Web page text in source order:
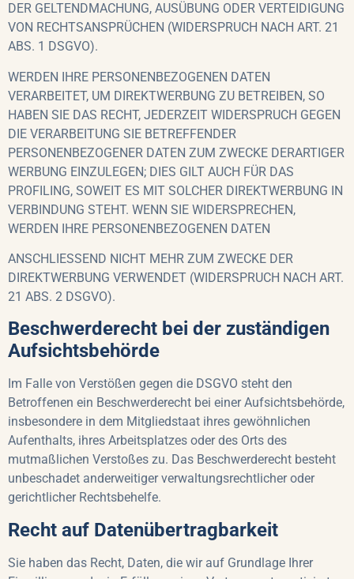
DER GELTENDMACHUNG, AUSÜBUNG ODER VERTEIDIGUNG
VON RECHTSANSPRÜCHEN (WIDERSPRUCH NACH ART. 21
ABS. 1 DSGVO).
WERDEN IHRE PERSONENBEZOGENEN DATEN
VERARBEITET, UM DIREKTWERBUNG ZU BETREIBEN, SO
HABEN SIE DAS RECHT, JEDERZEIT WIDERSPRUCH GEGEN
DIE VERARBEITUNG SIE BETREFFENDER
PERSONENBEZOGENER DATEN ZUM ZWECKE DERARTIGER
WERBUNG EINZULEGEN; DIES GILT AUCH FÜR DAS
PROFILING, SOWEIT ES MIT SOLCHER DIREKTWERBUNG IN
VERBINDUNG STEHT. WENN SIE WIDERSPRECHEN,
WERDEN IHRE PERSONENBEZOGENEN DATEN
ANSCHLIESSEND NICHT MEHR ZUM ZWECKE DER
DIREKTWERBUNG VERWENDET (WIDERSPRUCH NACH ART.
21 ABS. 2 DSGVO).
Beschwerderecht bei der zuständigen
Aufsichtsbehörde
Im Falle von Verstößen gegen die DSGVO steht den
Betroffenen ein Beschwerderecht bei einer Aufsichtsbehörde,
insbesondere in dem Mitgliedstaat ihres gewöhnlichen
Aufenthalts, ihres Arbeitsplatzes oder des Orts des
mutmaßlichen Verstoßes zu. Das Beschwerderecht besteht
unbeschadet anderweitiger verwaltungsrechtlicher oder
gerichtlicher Rechtsbehelfe.
Recht auf Datenübertragbarkeit
Sie haben das Recht, Daten, die wir auf Grundlage Ihrer